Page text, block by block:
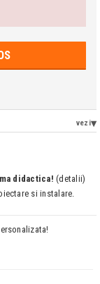
vezi
didactica! (detalii)
si instalare.